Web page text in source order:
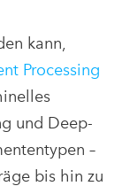
kann,
Processing
und Deep-
–
bis hin zu